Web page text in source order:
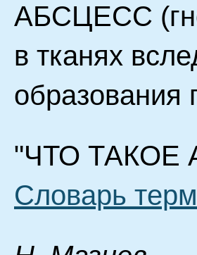
АБСЦЕСС
в тканях
образования
"ЧТО ТАКОЕ
Словарь